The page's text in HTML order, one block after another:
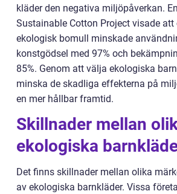
kläder den negativa miljöpåverkan.
Sustainable Cotton Project visade
ekologisk bomull minskade
konstgödsel med 97% och
85%. Genom att välja ekologiska
minska de skadliga effekterna på
en mer hållbar framtid.
Skillnader mellan
ekologiska
Det finns skillnader mellan olika
av ekologiska barnkläder. Vissa